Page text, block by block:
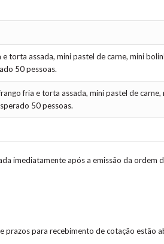
torta assada, mini pastel de carne, mini
50 pessoas.
fria e torta assada, mini pastel de carne,
50 pessoas.
imediatamente após a emissão da
prazos para recebimento de cotação estão